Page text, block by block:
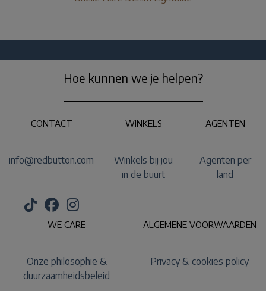
Hoe kunnen we je helpen?
CONTACT
info@redbutton.com
WINKELS
Winkels bij jou
in de buurt
AGENTEN
Agenten per
land
WE CARE
Onze philosophie &
duurzaamheidsbeleid
ALGEMENE VOORWAARDEN
Privacy & cookies policy